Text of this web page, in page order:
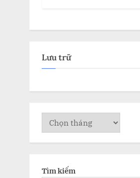
Lưu trữ
Lưu
trữ
Tìm kiếm